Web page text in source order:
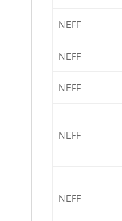
NEFF
NEFF
NEFF
NEFF
NEFF